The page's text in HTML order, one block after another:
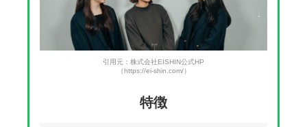
引用元：株式会社EISHIN公式HP
（https://ei-shin.com/）
特徴